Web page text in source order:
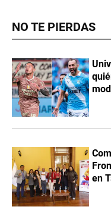
NO TE PIERDAS
en